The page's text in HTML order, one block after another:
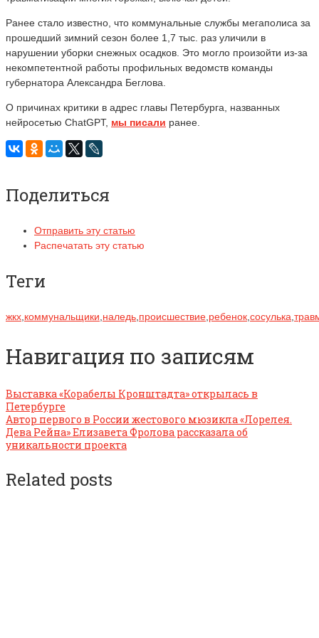
Ранее стало известно, что коммунальные службы мегаполиса за
прошедший зимний сезон более 1,7 тыс. раз уличили в
нарушении уборки снежных осадков. Это могло произойти из-за
некомпетентной работы профильных ведомств команды
губернатора Александра Беглова.
О причинах критики в адрес главы Петербурга, названных
нейросетью ChatGPT, мы писали ранее.
Поделиться
Отправить эту статью
Распечатать эту статью
Теги
жкх коммунальщики наледь происшествие ребенок сосулька
Навигация по записям
Выставка «Корабелы Кронштадта» открылась в
Петербурге
Автор первого в России жестового мюзикла «Лорелея.
Дева Рейна» Елизавета Фролова рассказала об
уникальности проекта
Related posts